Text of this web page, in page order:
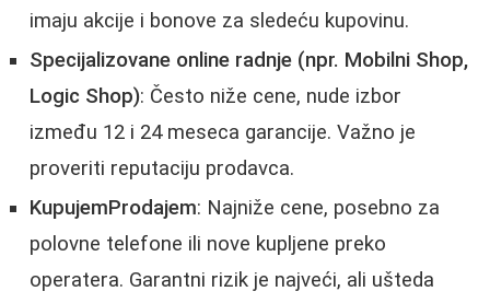
imaju akcije i bonove za sledeću kupovinu.
Specijalizovane online radnje (npr. Mobilni Shop,
Logic Shop): Često niže cene, nude izbor
između 12 i 24 meseca garancije. Važno je
proveriti reputaciju prodavca.
KupujemProdajem: Najniže cene, posebno za
polovne telefone ili nove kupljene preko
operatera. Garantni rizik je najveći, ali ušteda